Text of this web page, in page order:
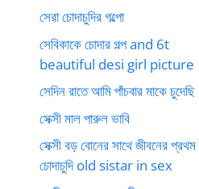
সেরা চোদাচুদির গল্পো
সেবিকাকে চোদার গল্প and 6t
beautiful desi girl picture
সেদিন রাতে আমি পাঁচবার মাকে চুদেছি
সেক্সী মাল পারুল ভাবি
সেক্সী বড় বোনের সাথে জীবনের প্রথম
চোদাচুদি old sistar in sex